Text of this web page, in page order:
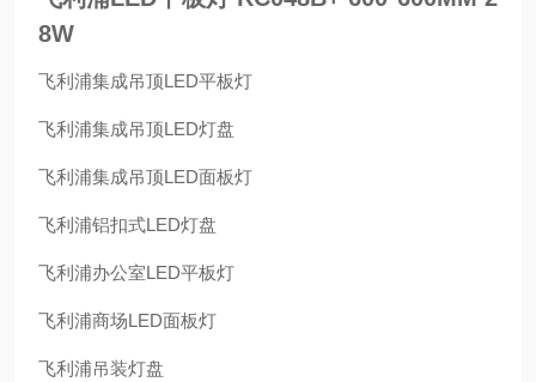
8W
飞利浦集成吊顶LED平板灯
飞利浦集成吊顶LED灯盘
飞利浦集成吊顶LED面板灯
飞利浦铝扣式LED灯盘
飞利浦办公室LED平板灯
飞利浦商场LED面板灯
飞利浦吊装灯盘